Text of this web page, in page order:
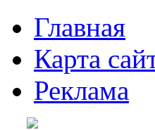
Главная
Карта
Реклама